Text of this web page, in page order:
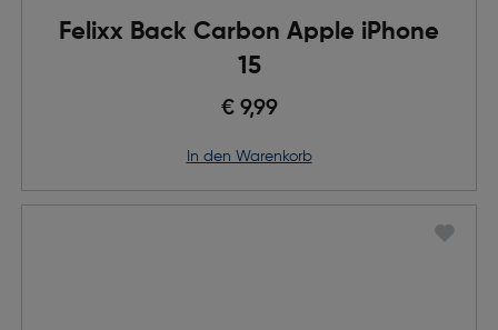
Felixx Back Carbon Apple iPhone
15
€ 9,99
in den Warenkorb